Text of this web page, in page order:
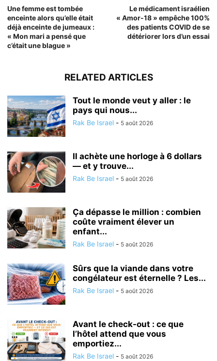
Une femme est tombée
enceinte alors qu’elle était
déjà enceinte de jumeaux :
« Mon mari a pensé que
c’était une blague »
Le médicament israélien
« Amor-18 » empêche 100%
des patients COVID de se
détériorer lors d’un essai
RELATED ARTICLES
Tout le monde veut y aller : le
pays qui nous...
Rak Be Israel - 5 août 2026
Il achète une horloge à 6 dollars
— et y trouve...
Rak Be Israel - 5 août 2026
Ça dépasse le million : combien
coûte vraiment élever un
enfant...
Rak Be Israel - 5 août 2026
Sûrs que la viande dans votre
congélateur est éternelle ? Les...
Rak Be Israel - 5 août 2026
Avant le check-out : ce que
l’hôtel attend que vous
emportiez...
Rak Be Israel - 5 août 2026